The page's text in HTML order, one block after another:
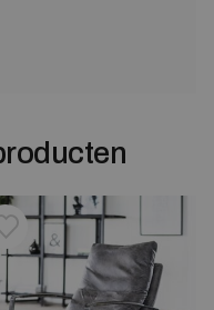
Toevoegen aan
Verwijderen van verlanglijst